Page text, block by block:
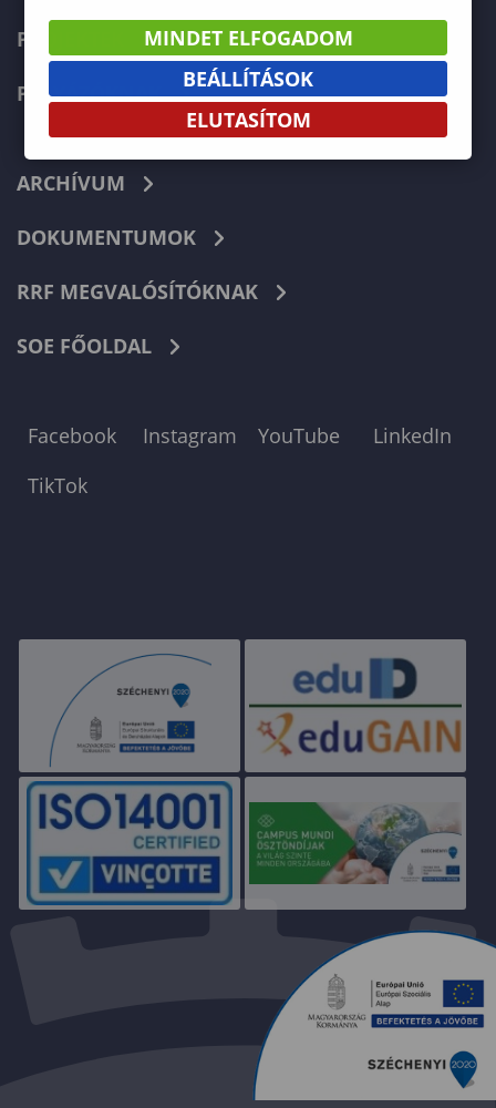
PROJEKTEK
PÁLYÁZÓKNAK
ARCHÍVUM
DOKUMENTUMOK
RRF MEGVALÓSÍTÓKNAK
SOE FŐOLDAL
Facebook Instagram YouTube
LinkedIn
TikTok
MINDET ELFOGADOM
BEÁLLÍTÁSOK
ELUTASÍTOM